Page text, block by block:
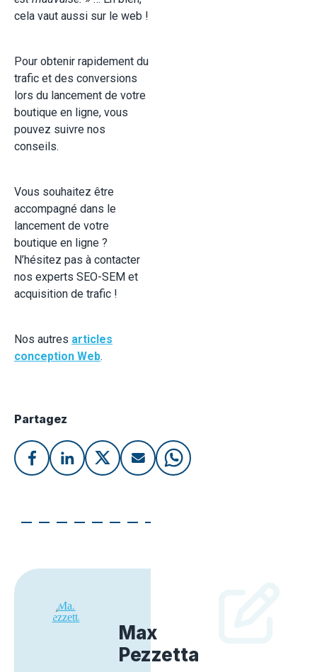
cela vaut aussi sur le web !
Pour obtenir rapidement du
trafic et des conversions
lors du lancement de votre
boutique en ligne, vous
pouvez suivre nos
conseils.
Vous souhaitez être
accompagné dans le
lancement de votre
boutique en ligne ?
N’hésitez pas à contacter
nos experts SEO-SEM et
acquisition de trafic !
Nos autres articles
conception Web.
Partagez
Max
Pezzetta